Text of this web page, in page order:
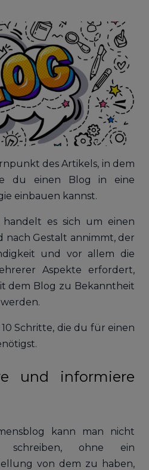
des Artikels, in dem
du einen Blog in eine
einbauen kannst.
es sich um einen
nach Gestalt annimmt, der
und vor allem die
Aspekte erfordert,
dem Blog zu Bekanntheit
Schritte, die du für einen
und informiere
kann man nicht
schreiben, ohne ein
von dem zu haben,